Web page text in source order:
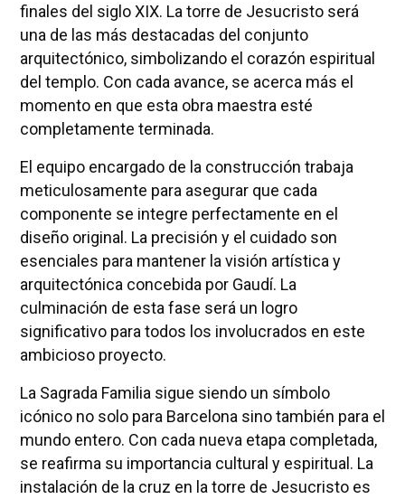
finales del siglo XIX. La torre de Jesucristo será
una de las más destacadas del conjunto
arquitectónico, simbolizando el corazón espiritual
del templo. Con cada avance, se acerca más el
momento en que esta obra maestra esté
completamente terminada.
El equipo encargado de la construcción trabaja
meticulosamente para asegurar que cada
componente se integre perfectamente en el
diseño original. La precisión y el cuidado son
esenciales para mantener la visión artística y
arquitectónica concebida por Gaudí. La
culminación de esta fase será un logro
significativo para todos los involucrados en este
ambicioso proyecto.
La Sagrada Familia sigue siendo un símbolo
icónico no solo para Barcelona sino también para el
mundo entero. Con cada nueva etapa completada,
se reafirma su importancia cultural y espiritual. La
instalación de la cruz en la torre de Jesucristo es